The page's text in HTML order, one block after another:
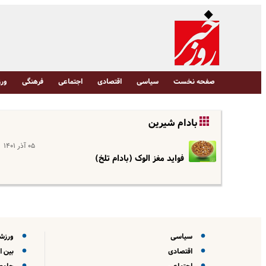
صفحه نخست سیاسی اقتصادی اجتماعی فرهنگی
بادام شیرین
۰۵ آذر ۱۴۰۱
فواید مغز الوک (بادام تلخ)
سیاسی
اقتصادی
بین